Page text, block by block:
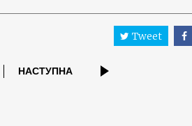
Tweet
НАСТУПНА